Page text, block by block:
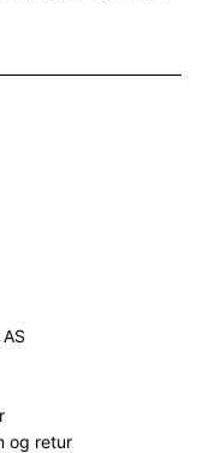
og retur